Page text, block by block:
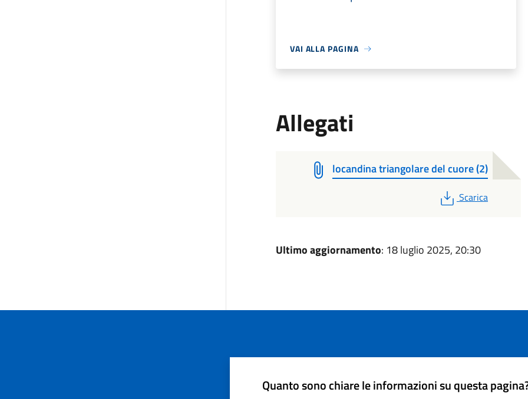
VAI ALLA PAGINA
Allegati
locandina triangolare del cuore (2)
PDF
Scarica
Ultimo aggiornamento: 18 luglio 2025, 20:30
Quanto sono chiare le informazioni su questa